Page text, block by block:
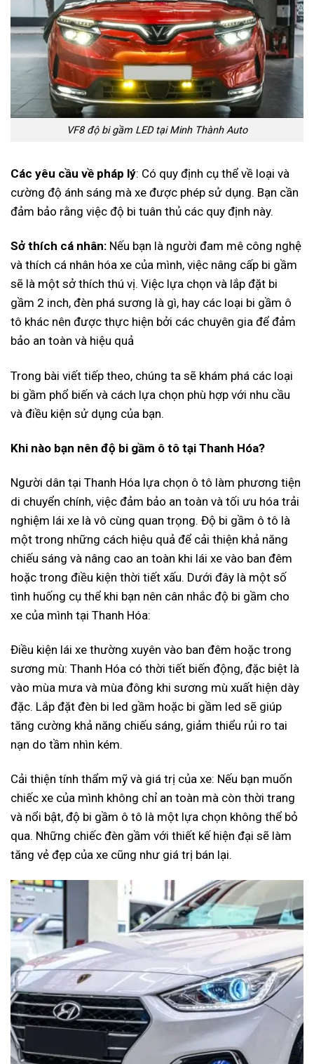
VF8 độ bi gầm LED tại Minh Thành Auto
Các yêu cầu về pháp lý: Có quy định cụ thể về loại và
cường độ ánh sáng mà xe được phép sử dụng. Bạn cần
đảm bảo rằng việc độ bi tuân thủ các quy định này.
Sở thích cá nhân: Nếu bạn là người đam mê công nghệ
và thích cá nhân hóa xe của mình, việc nâng cấp bi gầm
sẽ là một sở thích thú vị. Việc lựa chọn và lắp đặt bi
gầm 2 inch, đèn phá sương là gì, hay các loại bi gầm ô
tô khác nên được thực hiện bởi các chuyên gia để đảm
bảo an toàn và hiệu quả
Trong bài viết tiếp theo, chúng ta sẽ khám phá các loại
bi gầm phổ biến và cách lựa chọn phù hợp với nhu cầu
và điều kiện sử dụng của bạn.
Khi nào bạn nên độ bi gầm ô tô tại Thanh Hóa?
Người dân tại Thanh Hóa lựa chọn ô tô làm phương tiện
di chuyển chính, việc đảm bảo an toàn và tối ưu hóa trải
nghiệm lái xe là vô cùng quan trọng. Độ bi gầm ô tô là
một trong những cách hiệu quả để cải thiện khả năng
chiếu sáng và nâng cao an toàn khi lái xe vào ban đêm
hoặc trong điều kiện thời tiết xấu. Dưới đây là một số
tình huống cụ thể khi bạn nên cân nhắc độ bi gầm cho
xe của mình tại Thanh Hóa:
Điều kiện lái xe thường xuyên vào ban đêm hoặc trong
sương mù: Thanh Hóa có thời tiết biến động, đặc biệt là
vào mùa mưa và mùa đông khi sương mù xuất hiện dày
đặc. Lắp đặt đèn bi led gầm hoặc bi gầm led sẽ giúp
tăng cường khả năng chiếu sáng, giảm thiểu rủi ro tai
nạn do tầm nhìn kém.
Cải thiện tính thẩm mỹ và giá trị của xe: Nếu bạn muốn
chiếc xe của mình không chỉ an toàn mà còn thời trang
và nổi bật, độ bi gầm ô tô là một lựa chọn không thể bỏ
qua. Những chiếc đèn gầm với thiết kế hiện đại sẽ làm
tăng vẻ đẹp của xe cũng như giá trị bán lại.